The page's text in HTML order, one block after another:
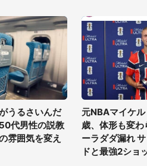
うるさいんだ
代男性の説教
雰囲気を変え
元NBAマイケ
歳、体形も変
ーラダダ漏れ
ドと最強2ショ